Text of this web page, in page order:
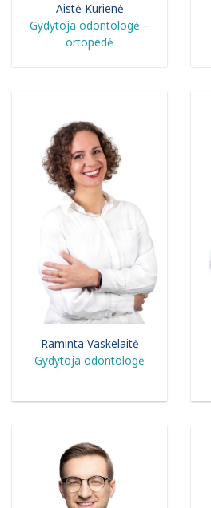
Aistė Kurienė
Gydytoja odontologė –
ortopedė
Raminta Vaskelaitė
Gydytoja odontologė